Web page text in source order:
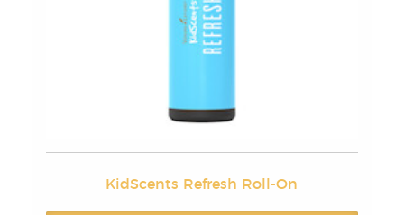
KidScents Refresh Roll-On